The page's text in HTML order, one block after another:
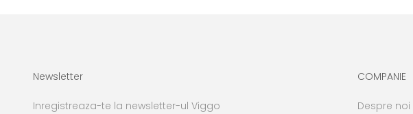
Newsletter
Inregistreaza-te la newsletter-ul Viggo
COMPANIE
Despre noi